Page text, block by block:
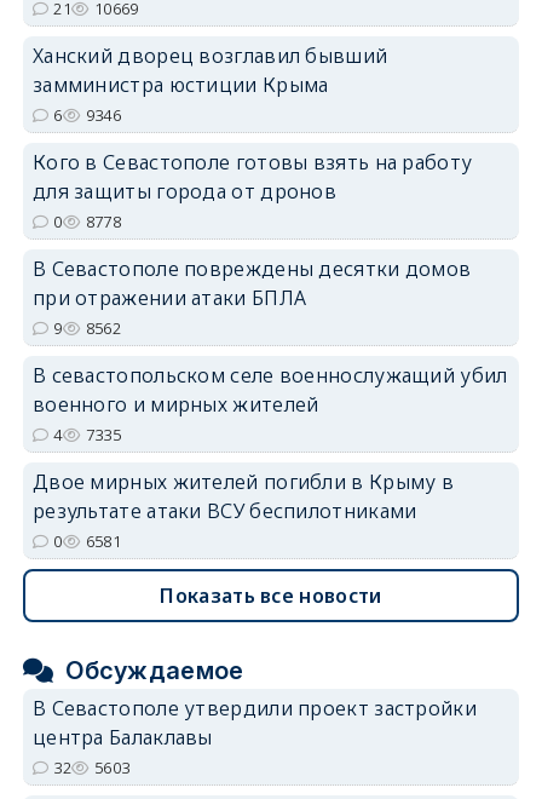
erid: 2SDnjdvhGXG
21 10669
Ханский дворец возглавил бывший
замминистра юстиции Крыма
6 9346
Кого в Севастополе готовы взять на работу
для защиты города от дронов
0 8778
В Севастополе повреждены десятки домов
при отражении атаки БПЛА
9 8562
В севастопольском селе военнослужащий убил
военного и мирных жителей
4 7335
Двое мирных жителей погибли в Крыму в
результате атаки ВСУ беспилотниками
0 6581
Показать все новости
Обсуждаемое
В Севастополе утвердили проект застройки
центра Балаклавы
32 5603